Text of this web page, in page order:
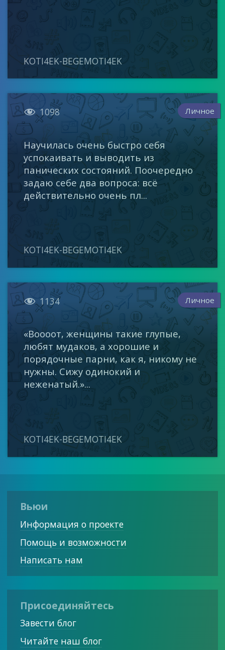
KOTI4EK-BEGEMOTI4EK
 1098 Личное
Научилась очень быстро себя
успокаивать и выводить из
панических состояний. Поочередно
задаю себе два вопроса: всё
действительно очень пл...
KOTI4EK-BEGEMOTI4EK
 1134 Личное
«Воооот, женщины такие глупые,
любят мудаков, а хорошие и
порядочные парни, как я, никому не
нужны. Сижу одинокий и
неженатый.»...
KOTI4EK-BEGEMOTI4EK
Вьюи
Информация о проекте
Помощь и возможности
Написать нам
Присоединяйтесь
Завести блог
Читайте наш блог